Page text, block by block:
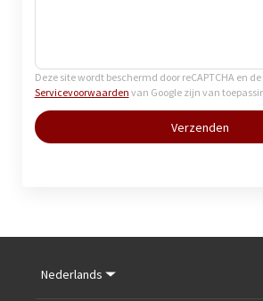
Deze site wordt beschermd door reCAPTCHA en de
Servicevoorwaarden van Google zijn van
Verzenden
Nederlands